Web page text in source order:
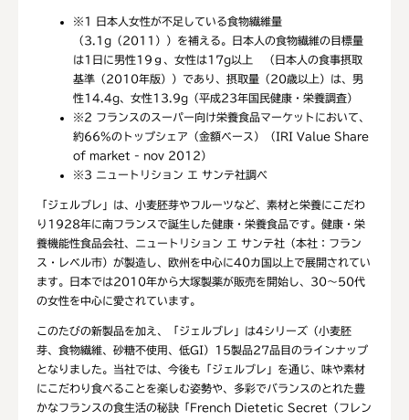
※1 日本人女性が不足している食物繊維量
（3.1g（2011））を補える。日本人の食物繊維の目標量
は1日に男性19ｇ、女性は17g以上 （日本人の食事摂取
基準（2010年版））であり、摂取量（20歳以上）は、男
性14.4g、女性13.9g（平成23年国民健康・栄養調査）
※2 フランスのスーパー向け栄養食品マーケットにおいて、
約66%のトップシェア（金額ベース）（IRI Value Share
of market - nov 2012）
※3 ニュートリション エ サンテ社調べ
「ジェルブレ」は、小麦胚芽やフルーツなど、素材と栄養にこだわ
り1928年に南フランスで誕生した健康・栄養食品です。健康・栄
養機能性食品会社、ニュートリション エ サンテ社（本社：フラン
ス・レベル市）が製造し、欧州を中心に40カ国以上で展開されてい
ます。日本では2010年から大塚製薬が販売を開始し、30～50代
の女性を中心に愛されています。
このたびの新製品を加え、「ジェルブレ」は4シリーズ（小麦胚
芽、食物繊維、砂糖不使用、低GI）15製品27品目のラインナップ
となりました。当社では、今後も「ジェルブレ」を通じ、味や素材
にこだわり食べることを楽しむ姿勢や、多彩でバランスのとれた豊
かなフランスの食生活の秘訣「French Dietetic Secret（フレン